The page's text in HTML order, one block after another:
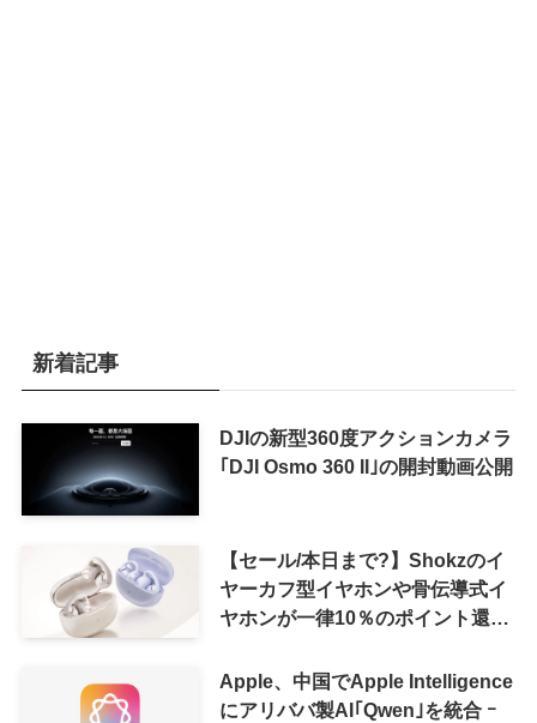
新着記事
DJIの新型360度アクションカメラ
｢DJI Osmo 360 II｣の開封動画公開
【セール/本日まで?】Shokzのイ
ヤーカフ型イヤホンや骨伝導式イ
ヤホンが一律10％のポイント還元
Apple、中国でApple Intelligence
にアリババ製AI｢Qwen｣を統合 ｰ